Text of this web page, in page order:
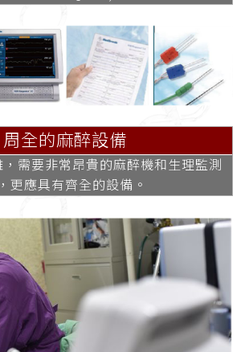
周全的麻醉設備
需要非常昂貴的麻醉機和生理監測
更應具有齊全的設備。